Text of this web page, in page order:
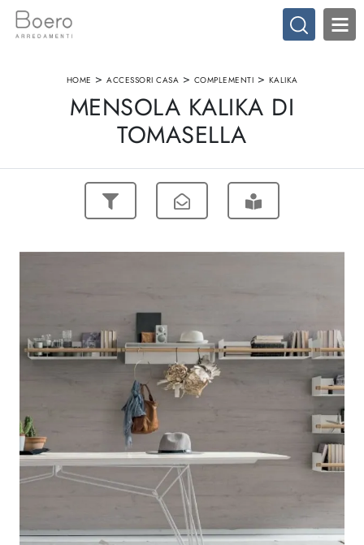
HOME > ACCESSORI CASA > COMPLEMENTI > KALIKA
MENSOLA KALIKA DI
TOMASELLA